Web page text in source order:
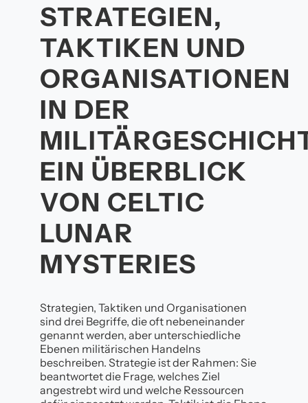
STRATEGIEN,
TAKTIKEN UND
ORGANISATIONEN
IN DER
EIN ÜBERBLICK
VON CELTIC
LUNAR
MYSTERIES
Strategien, Taktiken und Organisationen
sind drei Begriffe, die oft nebeneinander
genannt werden, aber unterschiedliche
Ebenen militärischen Handelns
beschreiben. Strategie ist der Rahmen: Sie
beantwortet die Frage, welches Ziel
angestrebt wird und welche Ressourcen